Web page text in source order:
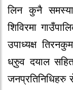
लिन कुनै
शिविरमा
उपाध्यक्ष
ध्रुुव दयाल
जनप्रतिनिधिहरु